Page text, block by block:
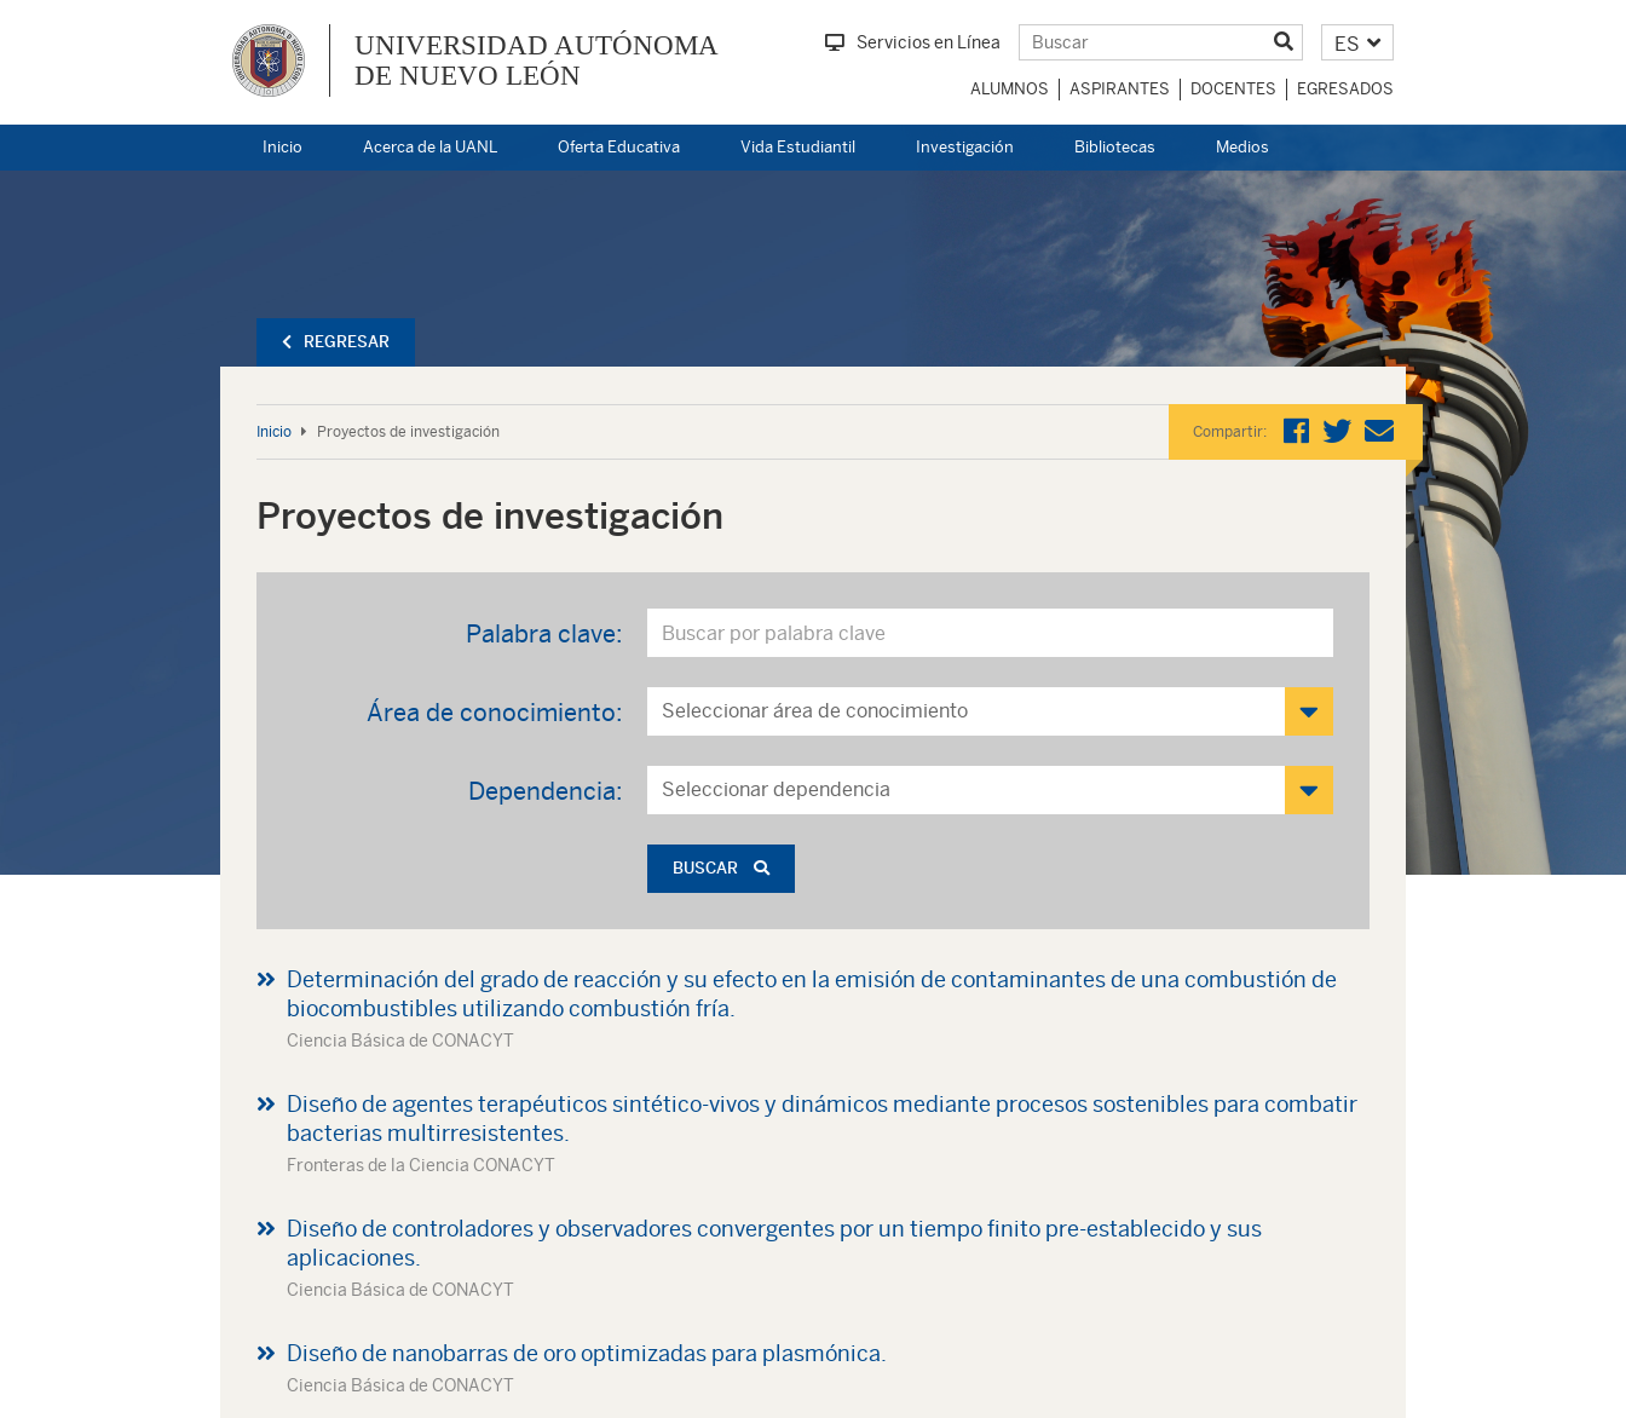
UNIVERSIDAD AUTÓNOMA
DE NUEVO LEÓN
Servicios en Línea ES
ALUMNOS ASPIRANTES DOCENTES EGRESADOS
Inicio Acerca de la UANL Oferta Educativa Vida Estudiantil Investigación Bibliotecas Medios
REGRESAR
Inicio Proyectos de investigación Compartir:
Proyectos de investigación
Palabra clave:
Área de conocimiento:
Dependencia:
BUSCAR
Determinación del grado de reacción y su efecto en la emisión de contaminantes de una combustión de
biocombustibles utilizando combustión fría.
Ciencia Básica de CONACYT
Diseño de agentes terapéuticos sintético-vivos y dinámicos mediante procesos sostenibles para combatir
bacterias multirresistentes.
Fronteras de la Ciencia CONACYT
Diseño de controladores y observadores convergentes por un tiempo finito pre-establecido y sus
aplicaciones.
Ciencia Básica de CONACYT
Diseño de nanobarras de oro optimizadas para plasmónica.
Ciencia Básica de CONACYT